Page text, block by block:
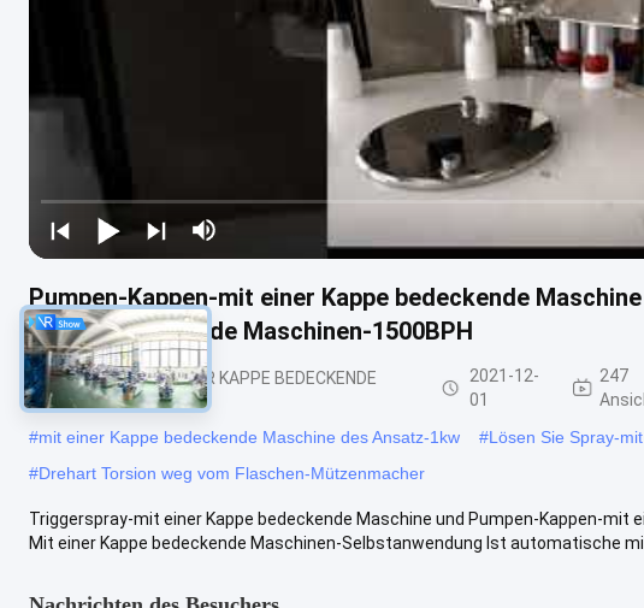
Pumpen-Kappen-mit einer Kappe bedeckende
Kappe bedeckende Maschinen-1500BPH
FLASCHEN-MIT EINER KAPPE BEDECKENDE
MASCHINE
2021-12-
01
247
#mit einer Kappe bedeckende Maschine des Ansatz-1kw #Lösen Sie Spray-
#Drehart Torsion weg vom Flaschen-Mützenmacher
Triggerspray-mit einer Kappe bedeckende Maschine und Pumpen-Kappen-mit
Mit einer Kappe bedeckende Maschinen-Selbstanwendung Ist automatische mit